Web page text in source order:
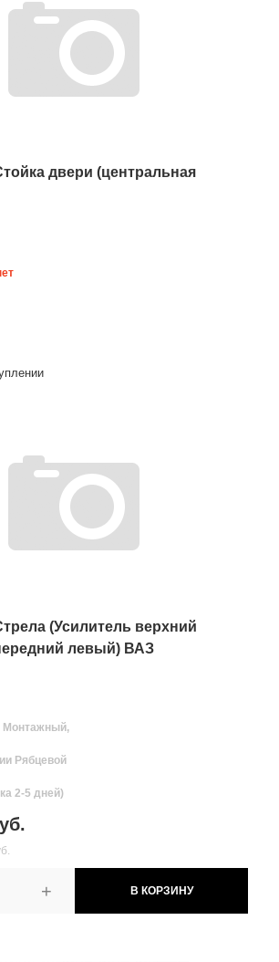
двери (центральная
(Усилитель верхний
левый) ВАЗ
Монтажный,
Рябцевой
2-5 дней)
+ В КОРЗИНУ